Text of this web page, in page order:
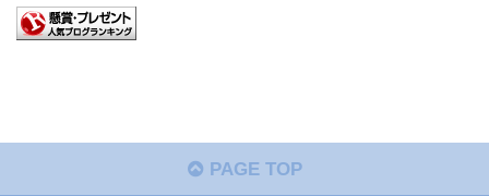
PAGE TOP